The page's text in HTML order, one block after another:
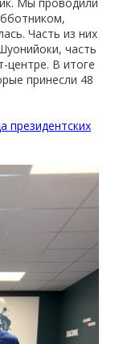
Часть из них
часть
центре. В итоге
принесли 48
президентских